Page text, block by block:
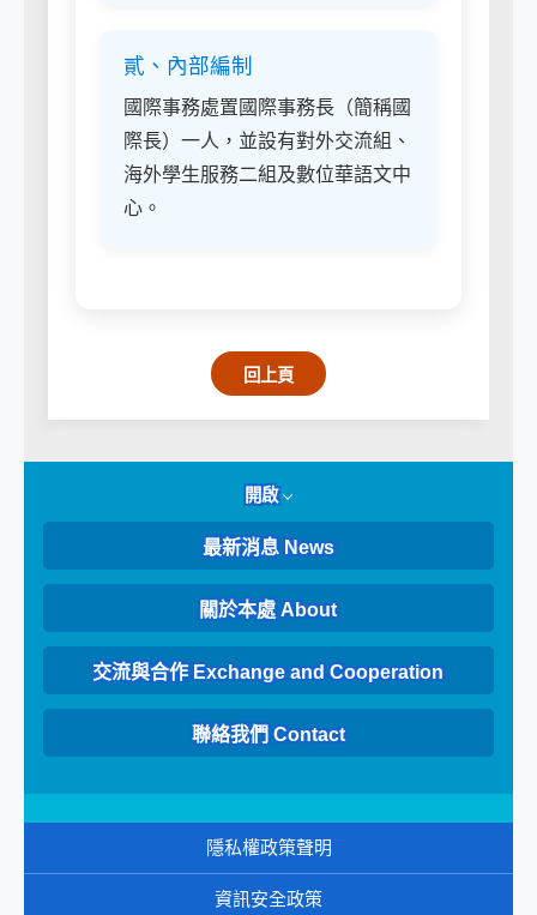
貳、內部編制
國際事務處置國際事務長（簡稱國
際長）一人，並設有對外交流組、
海外學生服務二組及數位華語文中
心。
回上頁
開啟
最新消息 News
關於本處 About
交流與合作 Exchange and Cooperation
聯絡我們 Contact
隱私權政策聲明
資訊安全政策